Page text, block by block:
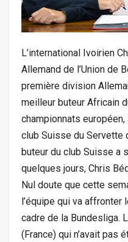
L’international Ivoirien
Allemand de l’Union de
première division
meilleur buteur Africain
championnats
club Suisse du Servette
buteur du club Suisse a
quelques jours, Chris
Nul doute que cette
l’équipe qui va affronter
cadre de la Bundesliga.
(France) qui n’avait pas